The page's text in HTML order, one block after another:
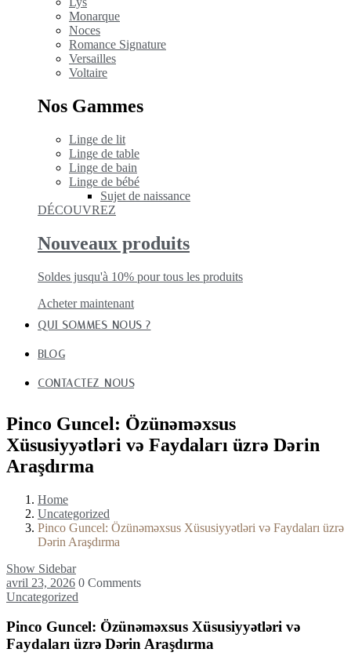
Monarque
Noces
Romance Signature
Versailles
Voltaire
Nos Gammes
Linge de lit
Linge de table
Linge de bain
Linge de bébé
Sujet de naissance
DÉCOUVREZ
Nouveaux produits
Soldes jusqu'à 10% pour tous les produits
Acheter maintenant
QUI SOMMES-NOUS ?
BLOG
CONTACTEZ-NOUS
Pinco Guncel: Özünəməxsus
Xüsusiyyətləri və Faydaları üzrə Dərin
Araşdırma
Home
Uncategorized
Pinco Guncel: Özünəməxsus Xüsusiyyətləri və Faydaları üzrə
Dərin Araşdırma
Show Sidebar
avril 23, 2026 0 Comments
Uncategorized
Pinco Guncel: Özünəməxsus Xüsusiyyətləri və
Faydaları üzrə Dərin Araşdırma